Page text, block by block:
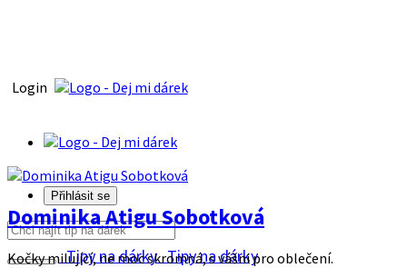
Login
Přihlásit se
Tipy na dárkyTipy na dárky
Dominika Atigu Sobotková
Kočky milující, ne moc skromná, s vášni pro oblečení.